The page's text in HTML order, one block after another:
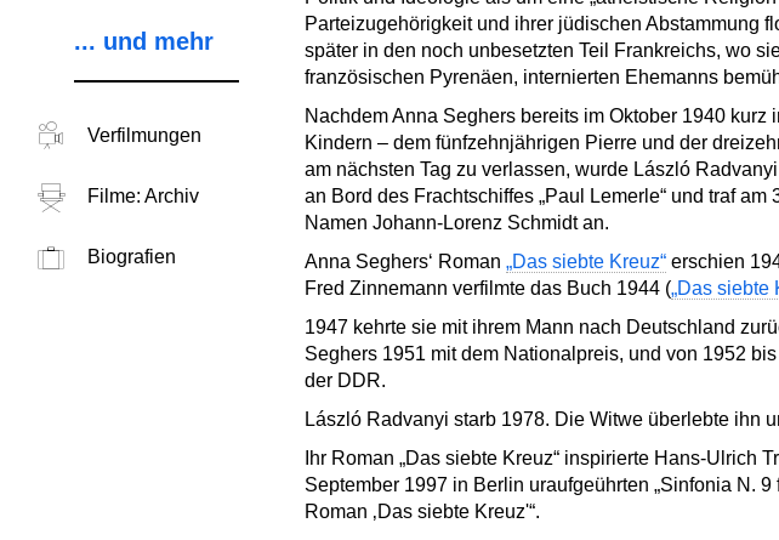
... und mehr
Verfilmungen
Filme: Archiv
Biografien
Parteizugehörigkeit und ihrer jüdischen Abstammung
später in den noch unbesetzten Teil Frankreichs, wo
französischen Pyrenäen, internierten Ehemanns
Nachdem Anna Seghers bereits im Oktober 1940
Kindern – dem fünfzehnjährigen Pierre und der
am nächsten Tag zu verlassen, wurde László
an Bord des Frachtschiffes „Paul Lemerle“ und traf
Namen Johann-Lorenz Schmidt an.
Anna Seghers‘ Roman „Das siebte Kreuz“erschien
Fred Zinnemann verfilmte das Buch 1944 („Das siebte
1947 kehrte sie mit ihrem Mann nach Deutschland
Seghers 1951 mit dem Nationalpreis, und von 1952
der DDR.
László Radvanyi starb 1978. Die Witwe überlebte ihn
Ihr Roman „Das siebte Kreuz“ inspirierte Hans-Ulrich
September 1997 in Berlin uraufgeührten „Sinfonia N.
Roman ‚Das siebte Kreuz'“.